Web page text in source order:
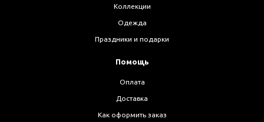
Коллекции
Одежда
Праздники и подарки
Помощь
Оплата
Доставка
Как оформить заказ